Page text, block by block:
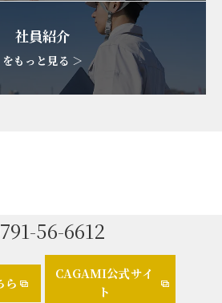
社員紹介
をもっと見る ＞
56-6612
ら
CAGAMI公式サイ
ト